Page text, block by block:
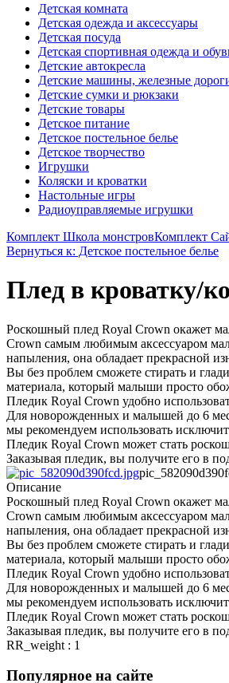
Детская комната
Детская одежда и аксессуары
Детская посуда
Детская спортивная одежда и
Детские автокресла
Детские машины, железные
Детские сумки и рюкзаки
Детские товары
Детское питание
Детское постельное белье
Детское творчество
Игрушки
Коляски и кроватки
Настольные игры
Радиоуправляемые игрушки
Комплект Школа монстровКомплект
Вернуться к: Детское постельное белье
Плед в кроватку/
Роскошный плед Royal Crown окажет
Crown самым любимым аксессуаром
напыления, она обладает прекрасной
Вы без проблем сможете стирать и
материала, который малыши просто
Пледик Royal Crown удобно
Для новорожденных и малышей до 6
мы рекомендуем использовать
Пледик Royal Crown может стать
Заказывая пледик, вы получите его в
Описание
Роскошный плед Royal Crown окажет
Crown самым любимым аксессуаром
напыления, она обладает прекрасной
Вы без проблем сможете стирать и
материала, который малыши просто
Пледик Royal Crown удобно
Для новорожденных и малышей до 6
мы рекомендуем использовать
Пледик Royal Crown может стать
Заказывая пледик, вы получите его в
RR_weight : 1
Популярное на сайте